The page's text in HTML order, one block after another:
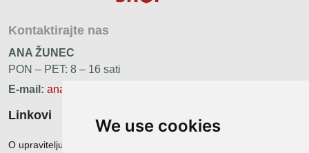
We use cookies
Kontaktirajte nas
ANA ŽUNEC
PON – PET: 8 – 16 sati
E-mail: ana.zunec@ac-group.hr
Linkovi
O upravitelju web portala